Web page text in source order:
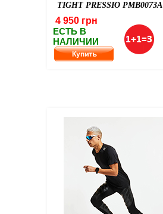
TIGHT PRESSIO PMB0073A
4 950 грн
ЕСТЬ В
НАЛИЧИИ